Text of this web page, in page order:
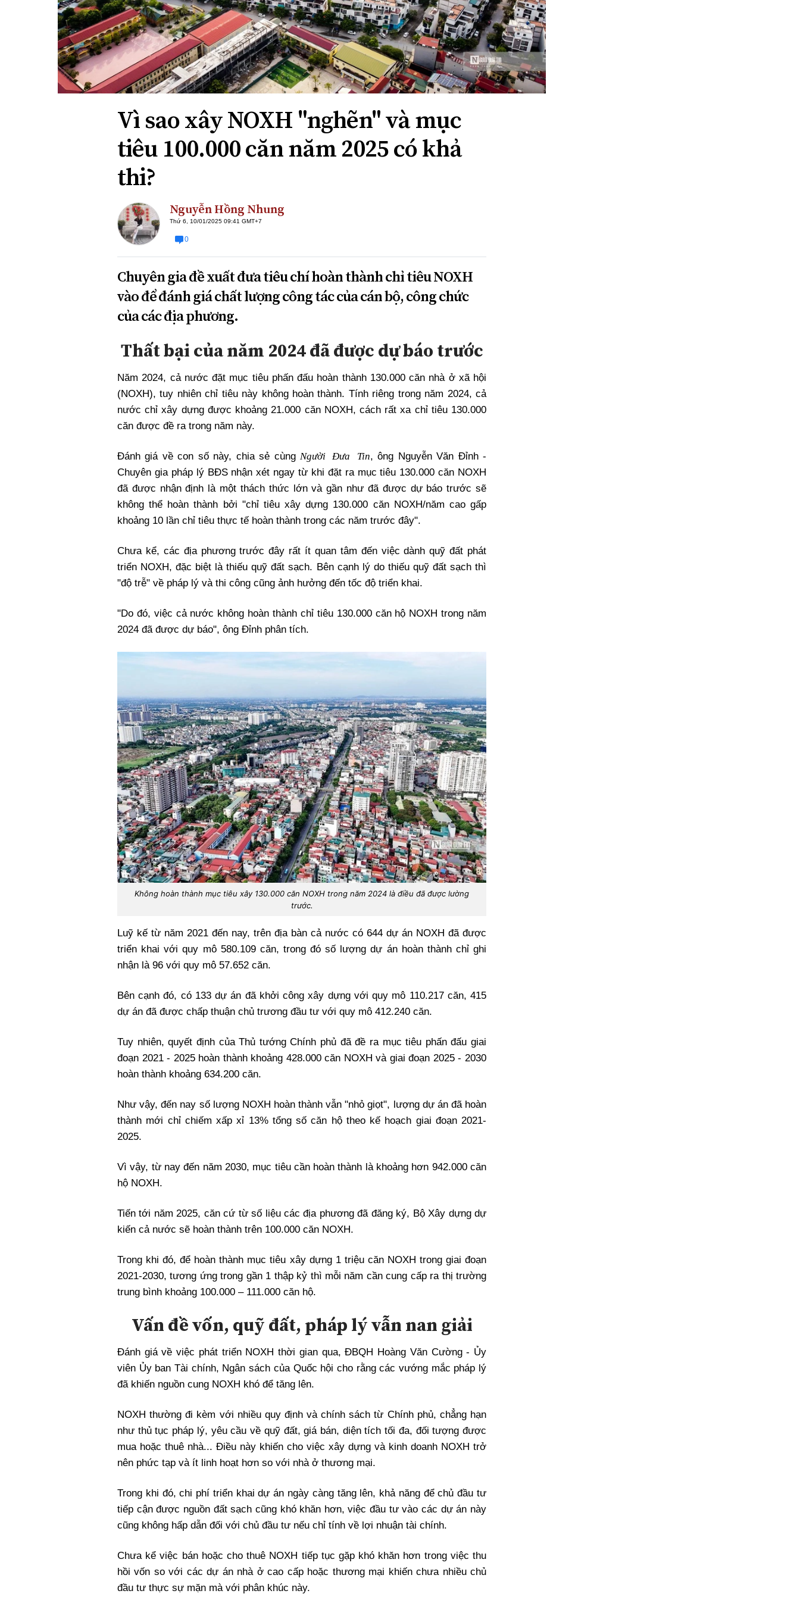
Xi nhan Trái Phải
Bạn đọc viết
Vì sao xây NOXH "nghẽn" và mục
tiêu 100.000 căn năm 2025 có khả
thi?
Nguyễn Hồng Nhung
Thứ 6, 10/01/2025 09:41 GMT+7
0
Chuyên gia đề xuất đưa tiêu chí hoàn thành chỉ tiêu NOXH
vào để đánh giá chất lượng công tác của cán bộ, công chức
của các địa phương.
Thất bại của năm 2024 đã được dự báo trước
Năm 2024, cả nước đặt mục tiêu phấn đấu hoàn thành 130.000 căn nhà ở xã hội
(NOXH), tuy nhiên chỉ tiêu này không hoàn thành. Tính riêng trong năm 2024, cả
nước chỉ xây dựng được khoảng 21.000 căn NOXH, cách rất xa chỉ tiêu 130.000
căn được đề ra trong năm này.
Đánh giá về con số này, chia sẻ cùng Người Đưa Tin, ông Nguyễn Văn Đỉnh -
Chuyên gia pháp lý BĐSnhận xét ngay từ khi đặt ra mục tiêu 130.000 căn NOXH
đã được nhận định là một thách thức lớn và gần như đã được dự báo trước sẽ
không thể hoàn thành bởi "chỉ tiêu xây dựng 130.000 căn NOXH/năm cao gấp
khoảng 10 lần chỉ tiêu thực tế hoàn thành trong các năm trước đây".
Chưa kể, các địa phương trước đây rất ít quan tâm đến việc dành quỹ đất phát
triển NOXH, đặc biệt là thiếu quỹ đất sạch. Bên cạnh lý do thiếu quỹ đất sạch thì
"độ trễ" về pháp lý và thi công cũng ảnh hưởng đến tốc độ triển khai.
"Do đó, việc cả nước không hoàn thành chỉ tiêu 130.000 căn hộ NOXH trong năm
2024 đã được dự báo", ông Đỉnh phân tích.
Không hoàn thành mục tiêu xây 130.000 căn NOXH trong năm 2024 là điều đã được lường
trước.
Luỹ kế từ năm 2021 đến nay, trên địa bàn cả nước có 644 dự án NOXH đã được
triển khai với quy mô 580.109 căn, trong đó số lượng dự án hoàn thành chỉ ghi
nhận là 96 với quy mô 57.652 căn.
Bên cạnh đó, có 133 dự án đã khởi công xây dựng với quy mô 110.217 căn, 415
dự án đã được chấp thuận chủ trương đầu tư với quy mô 412.240 căn.
Tuy nhiên, quyết định của Thủ tướng Chính phủ đã đề ra mục tiêu phấn đấu giai
đoạn 2021 - 2025 hoàn thành khoảng 428.000 căn NOXH và giai đoạn 2025 - 2030
hoàn thành khoảng 634.200 căn.
Như vậy, đến nay số lượng NOXH hoàn thành vẫn "nhỏ giọt", lượng dự án đã hoàn
thành mới chỉ chiếm xấp xỉ 13% tổng số căn hộ theo kế hoạch giai đoạn 2021-
2025.
Vì vậy, từ nay đến năm 2030, mục tiêu cần hoàn thành là khoảng hơn 942.000 căn
hộ NOXH.
Tiến tới năm 2025, căn cứ từ số liệu các địa phương đã đăng ký, Bộ Xây dựng dự
kiến cả nước sẽ hoàn thành trên 100.000 căn NOXH.
Trong khi đó, để hoàn thành mục tiêu xây dựng 1 triệu căn NOXH trong giai đoạn
2021-2030, tương ứng trong gần 1 thập kỷ thì mỗi năm cần cung cấp ra thị trường
trung bình khoảng 100.000 – 111.000 căn hộ.
Vấn đề vốn, quỹ đất, pháp lý vẫn nan giải
Đánh giá về việc phát triển NOXH thời gian qua, ĐBQH Hoàng Văn Cường - Ủy
viên Ủy ban Tài chính, Ngân sách của Quốc hội cho rằng các vướng mắc pháp lý
đã khiến nguồn cung NOXH khó để tăng lên.
NOXH thường đi kèm với nhiều quy định và chính sách từ Chính phủ, chẳng hạn
như thủ tục pháp lý, yêu cầu về quỹ đất, giá bán, diện tích tối đa, đối tượng được
mua hoặc thuê nhà... Điều này khiến cho việc xây dựng và kinh doanh NOXH trở
nên phức tạp và ít linh hoạt hơn so với nhà ở thương mại.
Trong khi đó, chi phí triển khai dự án ngày càng tăng lên, khả năng để chủ đầu tư
tiếp cận được nguồn đất sạch cũng khó khăn hơn, việc đầu tư vào các dự án này
cũng không hấp dẫn đối với chủ đầu tư nếu chỉ tính về lợi nhuận tài chính.
Chưa kể việc bán hoặc cho thuê NOXH tiếp tục gặp khó khăn hơn trong việc thu
hồi vốn so với các dự án nhà ở cao cấp hoặc thương mại khiến chưa nhiều chủ
đầu tư thực sự mặn mà với phân khúc này.